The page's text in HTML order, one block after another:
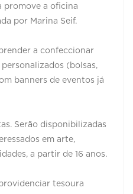
promove a oficina
por Marina Seif.
a confeccionar
(bolsas,
banners de eventos já
Serão disponibilizadas
em arte,
a partir de 16 anos.
tesoura